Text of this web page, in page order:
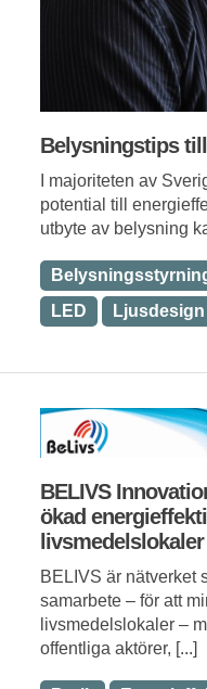
Belysningstips
I majoriteten av
potential till
utbyte av belysning
LED
Ljusdesign
BELIVS
ökad
livsmedelslokaler
BELIVS är nätverket
samarbete – för att
livsmedelslokaler –
offentliga aktörer, [...]